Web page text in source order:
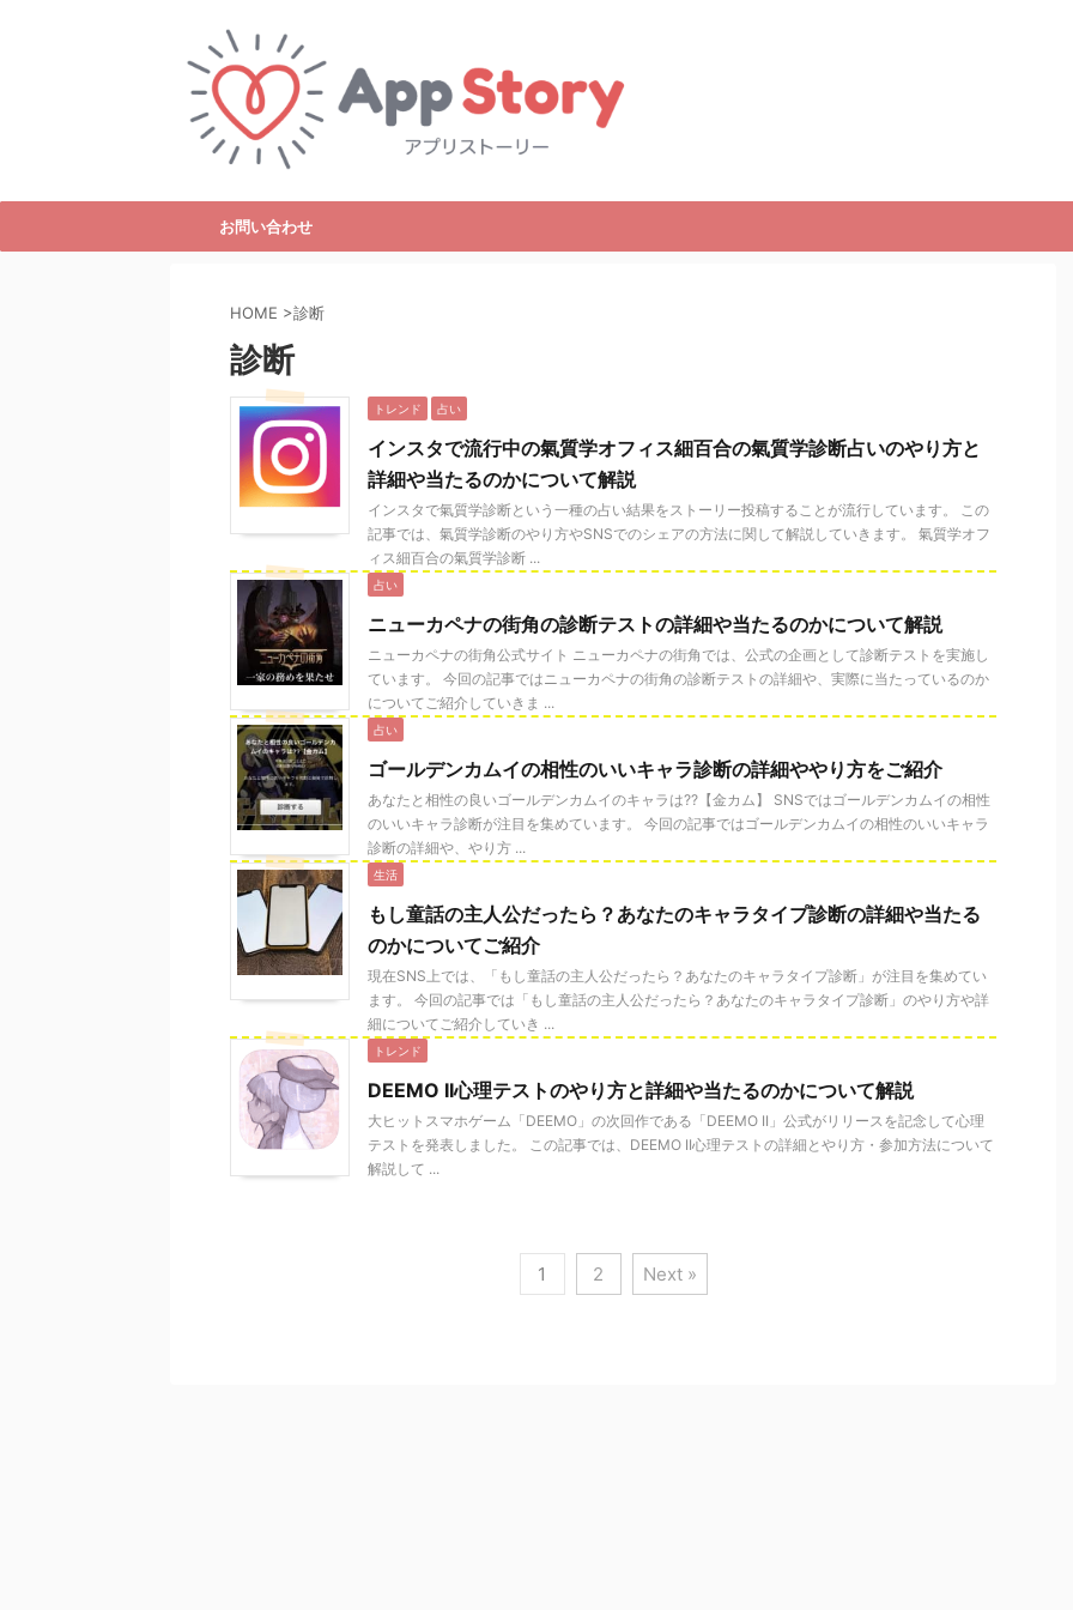
お問い合わせ
HOME >診断
診断
トレンド 占い
インスタで流行中の氣質学オフィス細百合の氣質学診断占いのやり方と
詳細や当たるのかについて解説
インスタで氣質学診断という一種の占い結果をストーリー投稿することが流行しています。 この
記事では、氣質学診断のやり方やSNSでのシェアの方法に関して解説していきます。 氣質学オフ
ィス細百合の氣質学診断 ...
占い
ニューカペナの街角の診断テストの詳細や当たるのかについて解説
ニューカペナの街角公式サイト ニューカペナの街角では、公式の企画として診断テストを実施し
ています。 今回の記事ではニューカペナの街角の診断テストの詳細や、実際に当たっているのか
についてご紹介していきま ...
占い
ゴールデンカムイの相性のいいキャラ診断の詳細ややり方をご紹介
あなたと相性の良いゴールデンカムイのキャラは??【金カム】 SNSではゴールデンカムイの相性
のいいキャラ診断が注目を集めています。 今回の記事ではゴールデンカムイの相性のいいキャラ
診断の詳細や、やり方 ...
生活
もし童話の主人公だったら？あなたのキャラタイプ診断の詳細や当たる
のかについてご紹介
現在SNS上では、「もし童話の主人公だったら？あなたのキャラタイプ診断」が注目を集めてい
ます。 今回の記事では「もし童話の主人公だったら？あなたのキャラタイプ診断」のやり方や詳
細についてご紹介していき ...
トレンド
DEEMO II心理テストのやり方と詳細や当たるのかについて解説
大ヒットスマホゲーム「DEEMO」の次回作である「DEEMO II」公式がリリースを記念して心理
テストを発表しました。 この記事では、DEEMO II心理テストの詳細とやり方・参加方法について
解説して ...
1 2 Next »